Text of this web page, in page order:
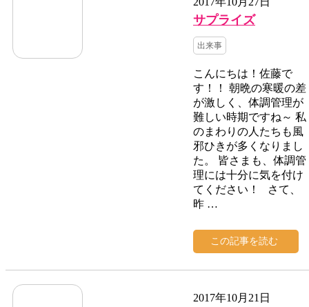
サプライズ
出来事
こんにちは！佐藤で
す！！ 朝晩の寒暖の差
が激しく、体調管理が
難しい時期ですね～ 私
のまわりの人たちも風
邪ひきが多くなりまし
た。 皆さまも、体調管
理には十分に気を付け
てください！ さて、
昨 …
この記事を読む
2017年10月21日